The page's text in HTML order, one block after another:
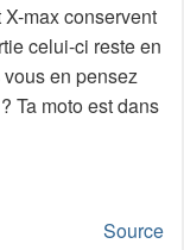
max conservent
celui-ci reste en
en pensez
Ta moto est dans
Source